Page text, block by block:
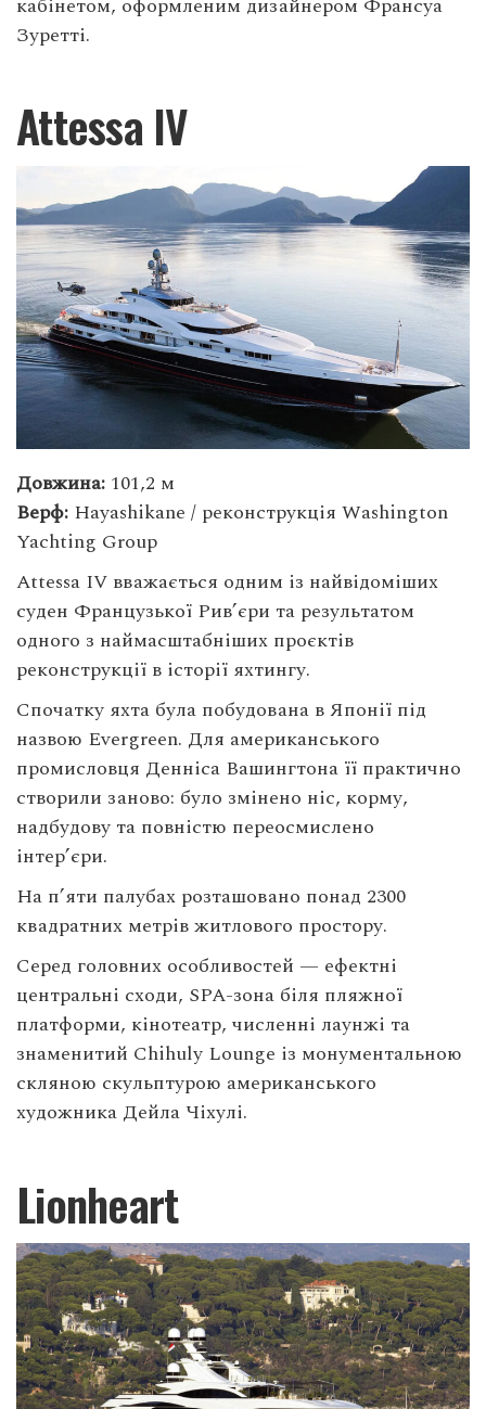
кабінетом, оформленим дизайнером Франсуа
Зуретті.
Attessa IV
Довжина: 101,2 м
Верф: Hayashikane / реконструкція Washington
Yachting Group
Attessa IV вважається одним із найвідоміших
суден Французької Рив’єри та результатом
одного з наймасштабніших проєктів
реконструкції в історії яхтингу.
Спочатку яхта була побудована в Японії під
назвою Evergreen. Для американського
промисловця Денніса Вашингтона її практично
створили заново: було змінено ніс, корму,
надбудову та повністю переосмислено
інтер’єри.
На п’яти палубах розташовано понад 2300
квадратних метрів житлового простору.
Серед головних особливостей — ефектні
центральні сходи, SPA-зона біля пляжної
платформи, кінотеатр, численні лаунжі та
знаменитий Chihuly Lounge із монументальною
скляною скульптурою американського
художника Дейла Чіхулі.
Lionheart